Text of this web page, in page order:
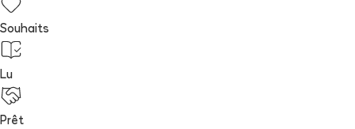
Souhaits
Lu
Prêt